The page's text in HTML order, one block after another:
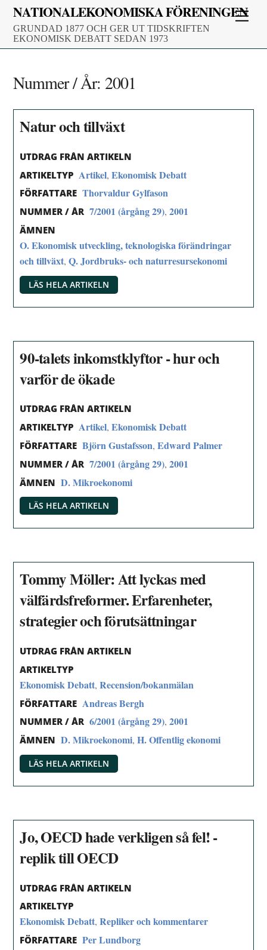
Skip
content
NATIONALEKONOMISKA FÖRENINGEN
GRUNDAD 1877 OCH GER UT TIDSKRIFTEN
EKONOMISK DEBATT SEDAN 1973
Nummer / År: 2001
Natur och tillväxt
UTDRAG FRÅN ARTIKELN
ARTIKELTYP Artikel,Ekonomisk Debatt
FÖRFATTARE Thorvaldur Gylfason
NUMMER / ÅR 7/2001 (årgång 29),2001
ÄMNEN
O. Ekonomisk utveckling, teknologiska förändringar
och tillväxt,Q. Jordbruks- och naturresursekonomi
LÄS HELA ARTIKELN
90-talets inkomstklyftor - hur och
varför de ökade
UTDRAG FRÅN ARTIKELN
ARTIKELTYP Artikel,Ekonomisk Debatt
FÖRFATTARE Björn Gustafsson,Edward Palmer
NUMMER / ÅR 7/2001 (årgång 29),2001
ÄMNEN D. Mikroekonomi
LÄS HELA ARTIKELN
Tommy Möller: Att lyckas med
välfärdsfreformer. Erfarenheter,
strategier och förutsättningar
UTDRAG FRÅN ARTIKELN
ARTIKELTYP
Ekonomisk Debatt,Recension/bokanmälan
FÖRFATTARE Andreas Bergh
NUMMER / ÅR 6/2001 (årgång 29),2001
ÄMNEN D. Mikroekonomi,H. Offentlig ekonomi
LÄS HELA ARTIKELN
Jo, OECD hade verkligen så fel! -
replik till OECD
UTDRAG FRÅN ARTIKELN
ARTIKELTYP
Ekonomisk Debatt,Repliker och kommentarer
FÖRFATTARE Per Lundborg